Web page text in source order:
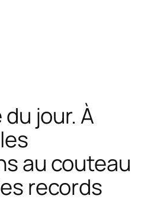
jour. À
au couteau
records